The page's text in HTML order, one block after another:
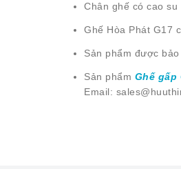
Chân ghế có cao
Ghế Hòa Phát G17
Sản phẩm được
Sản phẩm Ghế gấp
Email: